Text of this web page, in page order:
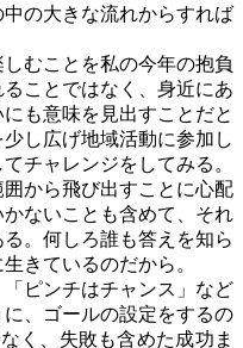
の大きな流れからすれば
むことを私の今年の抱負
ことではなく、身近にあ
も意味を見出すことだと
し広げ地域活動に参加し
チャレンジをしてみる。
から飛び出すことに心配
ないことも含めて、それ
。何しろ誰も答えを知ら
きているのだから。
ピンチはチャンス」など
、ゴールの設定をするの
く、失敗も含めた成功ま